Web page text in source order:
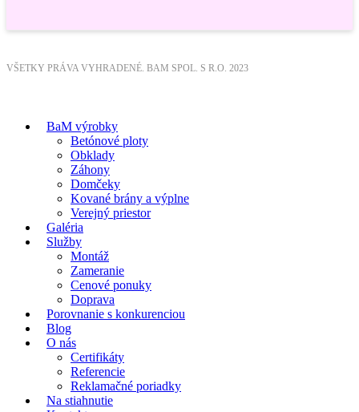
VŠETKY PRÁVA VYHRADENÉ. BAM SPOL. S R.O. 2023
BaM výrobky
Betónové ploty
Obklady
Záhony
Domčeky
Kované brány a výplne
Verejný priestor
Galéria
Služby
Montáž
Zameranie
Cenové ponuky
Doprava
Porovnanie s konkurenciou
Blog
O nás
Certifikáty
Referencie
Reklamačné poriadky
Na stiahnutie